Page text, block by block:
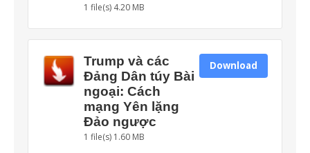
1 file(s) 4.20 MB
Trump và các
Đảng Dân túy Bài
ngoại: Cách
mạng Yên lặng
Đảo ngược
1 file(s) 1.60 MB
Download